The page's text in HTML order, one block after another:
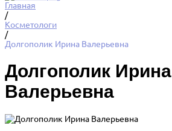
Главная
/
Косметологи
/
Долгополик Ирина Валерьевна
Долгополик Ирина
Валерьевна